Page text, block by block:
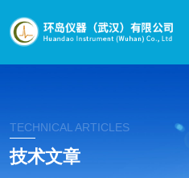
TECHNICAL ARTICLES
技术文章